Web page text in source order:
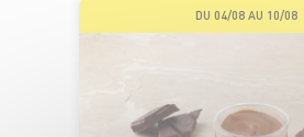
DU 04/08 AU 10/08